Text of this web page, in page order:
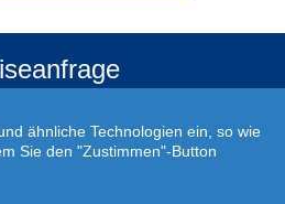
erstellen wir Ihnen
ähnliche Technologien ein, so wie
Sie den "Zustimmen"-Button